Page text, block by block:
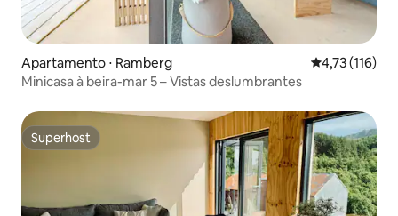
Apartamento ⋅ Ramberg 4,73 de uma
4,73 (116)
Minicasa à beira-mar 5 – Vistas deslumbrantes
Superhost
Superhost